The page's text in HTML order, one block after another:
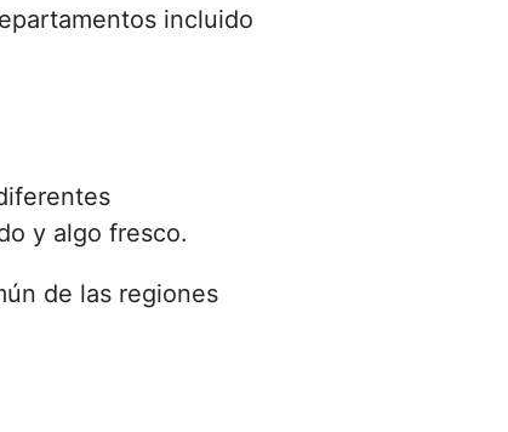
incluido
y algo fresco.
de las regiones